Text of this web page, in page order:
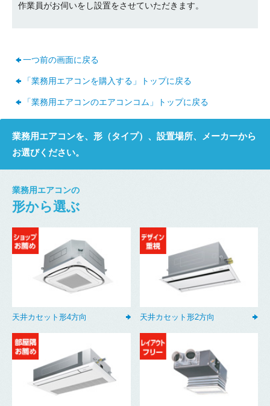
作業員がお伺いをし設置をさせていただきます。
一つ前の画面に戻る
「業務用エアコンを購入する」トップに戻る
「業務用エアコンのエアコンコム」トップに戻る
業務用エアコンを、形（タイプ）、設置場所、メーカーから
お選びください。
業務用エアコンの
形から選ぶ
天井カセット形4方向 天井カセット形2方向